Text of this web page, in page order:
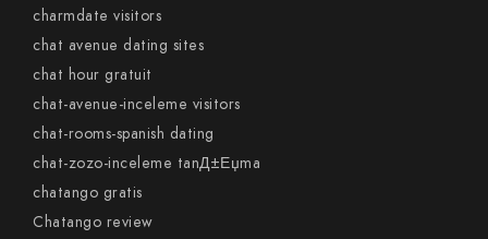
charmdate visitors
chat avenue dating sites
chat hour gratuit
chat-avenue-inceleme visitors
chat-rooms-spanish dating
chat-zozo-inceleme tanД±Еџma
chatango gratis
Chatango review